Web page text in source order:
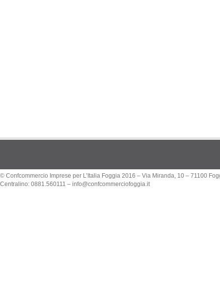
© Confcommercio Imprese per L’Italia Foggia 2016 – Via Miranda, 10 – 71100
Centralino: 0881.560111 – info@confcommerciofoggia.it